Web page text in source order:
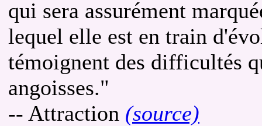
qui sera assurément
lequel elle est en train
témoignent des difficultés
angoisses."
-- Attraction (source)